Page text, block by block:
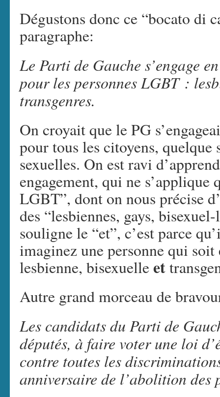
Dégustons donc ce “bocato di
paragraphe:
Le Parti de Gauche s’engage
pour les personnes LGBT :
transgenres.
On croyait que le PG
pour tous les citoyens, quelque
sexuelles. On est ravi
engagement, qui ne s’applique
LGBT”, dont on nous précise
des “lesbiennes, gays,
souligne le “et”, c’est parce
imaginez une personne qui soit
lesbienne, bisexuelleet
Autre grand morceau de
Les candidats du Parti de
députés, à faire voter une loi
contre toutes les
anniversaire de l’abolition des